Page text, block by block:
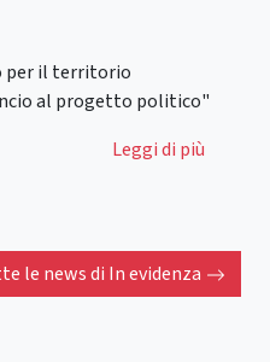
per il territorio
al progetto politico"
Leggi di più
le news di In evidenza